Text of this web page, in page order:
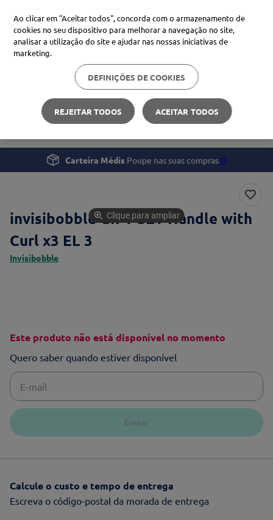
Procure no Marketplace Médis
Pesquisas mais comuns
xiaomi
uriage
4º svr
Beleza e Cuidado pessoal
invisibobble GIFT SET Handle with Curl x3 EL
Carteira Médis Poupe nas suas compras🪙
invisibobble GIFT SET Handle with
Curl x3 EL 3
Invisibobble
Clique para ampliar
Este produto não está disponível no momento
Quero saber quando estiver disponível
Enviar
Calcule o custo e tempo de entrega
Escreva o código-postal da morada de entrega
Ao clicar em "Aceitar todos", concorda com o armazenamento de
cookies no seu dispositivo para melhorar a navegação no site,
analisar a utilização do site e ajudar nas nossas iniciativas de
marketing.
DEFINIÇÕES DE COOKIES
REJEITAR TODOS ACEITAR TODOS